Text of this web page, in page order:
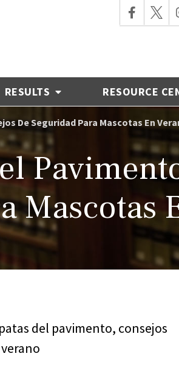
RESULTS RESOURCE
De Seguridad Para Mascotas En
Mascotas